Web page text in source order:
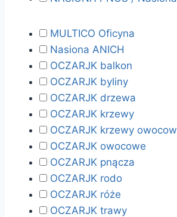
MULTICO Oficyna
Nasiona ANICH
OCZARJK balkon
OCZARJK byliny
OCZARJK drzewa
OCZARJK krzewy
OCZARJK krzewy
OCZARJK owocowe
OCZARJK pnącza
OCZARJK rodo
OCZARJK róże
OCZARJK trawy